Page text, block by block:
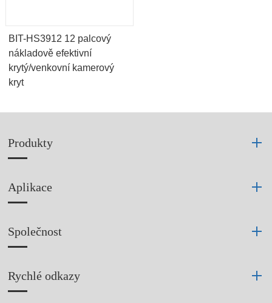
BIT-HS3912 12 palcový
nákladově efektivní
krytý/venkovní kamerový
kryt
Produkty
Aplikace
Společnost
Rychlé odkazy